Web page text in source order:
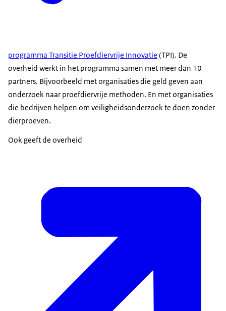
programma Transitie Proefdiervrije Innovatie (TPI). De
overheid werkt in het programma samen met meer dan 10
partners. Bijvoorbeeld met organisaties die geld geven aan
onderzoek naar proefdiervrije methoden. En met organisaties
die bedrijven helpen om veiligheidsonderzoek te doen zonder
dierproeven.
Ook geeft de overheid